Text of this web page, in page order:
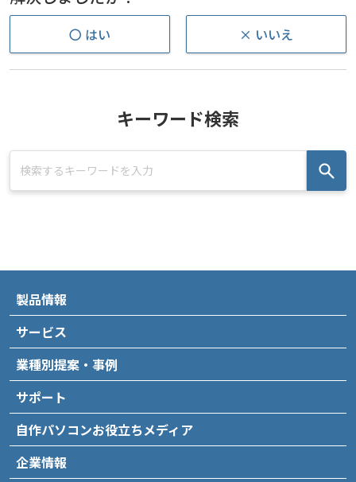
〇 はい × いいえ
キーワード検索
製品情報
サービス
業種別提案・事例
サポート
自作パソコンお役立ちメディア
企業情報